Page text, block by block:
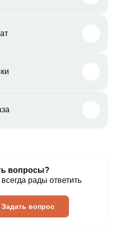
вопросы?
рады ответить
Задать вопрос